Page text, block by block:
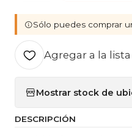
Sólo puedes comprar
Agregar a la
Mostrar stock de
DESCRIPCIÓN